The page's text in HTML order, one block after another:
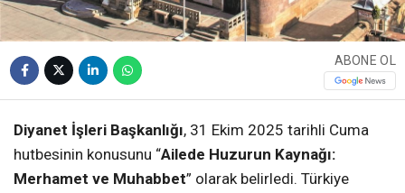
ABONE OL
Diyanet İşleri Başkanlığı, 31 Ekim 2025 tarihli Cuma
hutbesinin konusunu “Ailede Huzurun Kaynağı:
Merhamet ve Muhabbet” olarak belirledi. Türkiye